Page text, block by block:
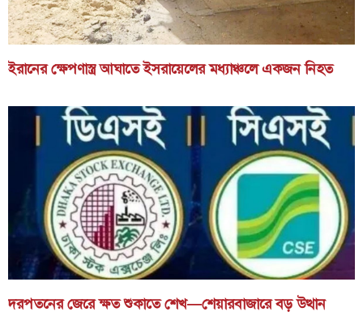
ইরানের ক্ষেপণাস্ত্র আঘাতে ইসরায়েলের মধ্যাঞ্চলে একজন নিহত
দরপতনের জেরে ক্ষত শুকাতে শেখ—শেয়ারবাজারে বড় উত্থান